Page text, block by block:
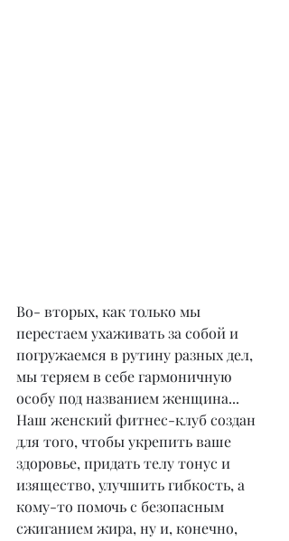
Во- вторых, как только мы
перестаем ухаживать за собой и
погружаемся в рутину разных дел,
мы теряем в себе гармоничную
особу под названием женщина...
Наш женский фитнес-клуб создан
для того, чтобы укрепить ваше
здоровье, придать телу тонус и
изящество, улучшить гибкость, а
кому-то помочь с безопасным
сжиганием жира, ну и, конечно,